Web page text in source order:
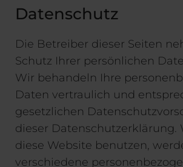
Datenschutz
Die Betreiber dieser Seiten
Schutz Ihrer persönlichen
Wir behandeln Ihre
Daten vertraulich und
gesetzlichen
dieser Datenschutzerklärung.
diese Website benutzen,
verschiedene